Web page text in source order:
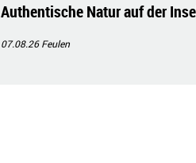
Authentische Natur auf der
07.08.26Feulen